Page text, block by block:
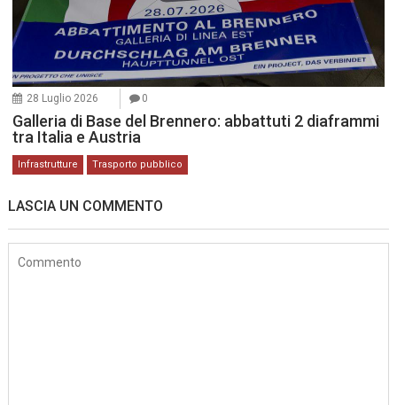
28 Luglio 2026 0
Galleria di Base del Brennero: abbattuti 2 diaframmi
tra Italia e Austria
Infrastrutture Trasporto pubblico
LASCIA UN COMMENTO